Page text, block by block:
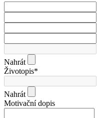
Nahrát
Životopis*
Nahrát
Motivační dopis